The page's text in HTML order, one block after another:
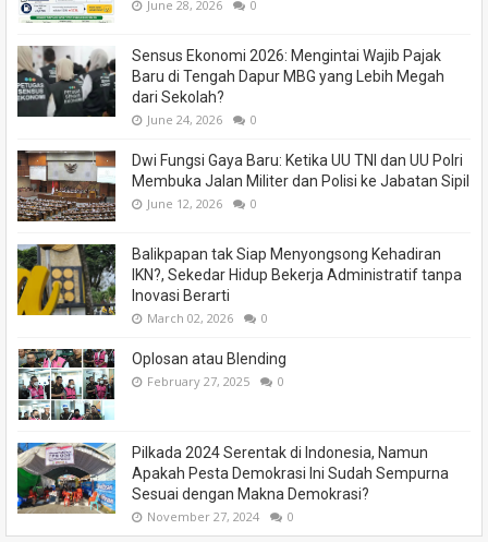
June 28, 2026 0
Sensus Ekonomi 2026: Mengintai Wajib Pajak
Baru di Tengah Dapur MBG yang Lebih Megah
dari Sekolah?
June 24, 2026 0
Dwi Fungsi Gaya Baru: Ketika UU TNI dan UU Polri
Membuka Jalan Militer dan Polisi ke Jabatan Sipil
June 12, 2026 0
Balikpapan tak Siap Menyongsong Kehadiran
IKN?, Sekedar Hidup Bekerja Administratif tanpa
Inovasi Berarti
March 02, 2026 0
Oplosan atau Blending
February 27, 2025 0
Pilkada 2024 Serentak di Indonesia, Namun
Apakah Pesta Demokrasi Ini Sudah Sempurna
Sesuai dengan Makna Demokrasi?
November 27, 2024 0